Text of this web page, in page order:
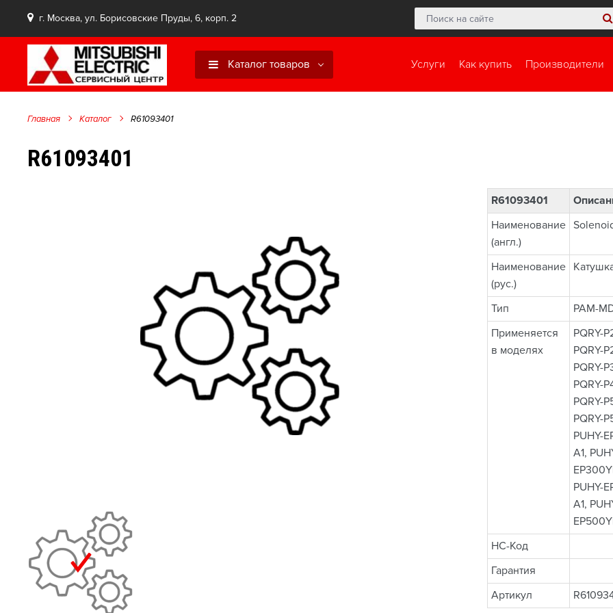
г. Москва, ул. Борисовские Пруды, 6, корп. 2
Услуги Как купить Производители
Каталог товаров
Главная Каталог R61093401
R61093401
R61093401
Наименование
(англ.)
Наименование
(рус.)
Тип
PAM-
Применяется
в моделях
PQRY-
PQRY-
PQRY-
PQRY-
PQRY-
PQRY-
PUHY-
A1,
PUHY-
A1,
НС-Код
Гарантия
Артикул